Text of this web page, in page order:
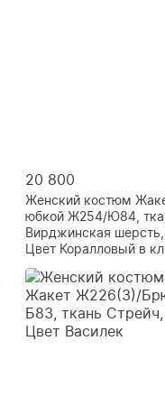
20 800
Женский костюм
юбкой Ж254/Ю84,
Вирджинская шерсть,
Цвет Коралловый в